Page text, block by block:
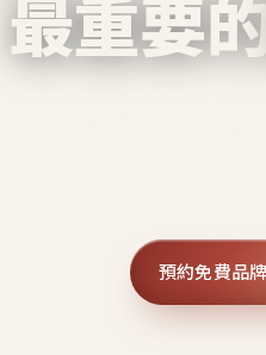
最重要
預約免費品